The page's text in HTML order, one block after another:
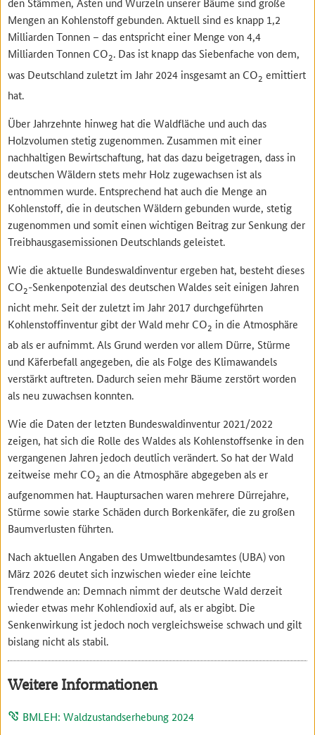
Mengen an Kohlenstoff gebunden. Aktuell sind es knapp 1,2
Milliarden Tonnen – das entspricht einer Menge von 4,4
Milliarden Tonnen CO2. Das ist knapp das Siebenfache von dem,
was Deutschland zuletzt im Jahr 2024 insgesamt an CO2 emittiert
hat.
Über Jahrzehnte hinweg hat die Waldfläche und auch das
Holzvolumen stetig zugenommen. Zusammen mit einer
nachhaltigen Bewirtschaftung, hat das dazu beigetragen, dass in
deutschen Wäldern stets mehr Holz zugewachsen ist als
entnommen wurde. Entsprechend hat auch die Menge an
Kohlenstoff, die in deutschen Wäldern gebunden wurde, stetig
zugenommen und somit einen wichtigen Beitrag zur Senkung der
Treibhausgasemissionen Deutschlands geleistet.
Wie die aktuelle Bundeswaldinventur ergeben hat, besteht dieses
CO2-Senkenpotenzial des deutschen Waldes seit einigen Jahren
nicht mehr. Seit der zuletzt im Jahr 2017 durchgeführten
Kohlenstoffinventur gibt der Wald mehr CO2 in die Atmosphäre
ab als er aufnimmt. Als Grund werden vor allem Dürre, Stürme
und Käferbefall angegeben, die als Folge des Klimawandels
verstärkt auftreten. Dadurch seien mehr Bäume zerstört worden
als neu zuwachsen konnten.
Wie die Daten der letzten Bundeswaldinventur 2021/2022
zeigen, hat sich die Rolle des Waldes als Kohlenstoffsenke in den
vergangenen Jahren jedoch deutlich verändert. So hat der Wald
zeitweise mehr CO2 an die Atmosphäre abgegeben als er
aufgenommen hat. Hauptursachen waren mehrere Dürrejahre,
Stürme sowie starke Schäden durch Borkenkäfer, die zu großen
Baumverlusten führten.
Nach aktuellen Angaben des Umweltbundesamtes (UBA) von
März 2026 deutet sich inzwischen wieder eine leichte
Trendwende an: Demnach nimmt der deutsche Wald derzeit
wieder etwas mehr Kohlendioxid auf, als er abgibt. Die
Senkenwirkung ist jedoch noch vergleichsweise schwach und gilt
bislang nicht als stabil.
Weitere Informationen
BMLEH: Waldzustandserhebung 2024